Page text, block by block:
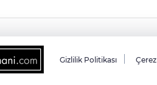
Gizlilik Politikası